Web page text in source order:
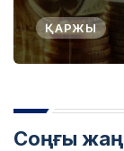
ҚАРЖЫ
Соңғы